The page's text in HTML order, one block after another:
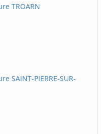
TROARN
SAINT-PIERRE-SUR-